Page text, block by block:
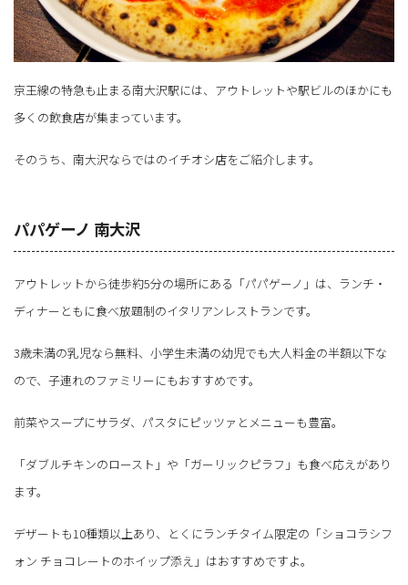
京王線の特急も止まる南大沢駅には、アウトレットや駅ビルのほかにも
多くの飲食店が集まっています。
そのうち、南大沢ならではのイチオシ店をご紹介します。
パパゲーノ 南大沢
アウトレットから徒歩約5分の場所にある「パパゲーノ」は、ランチ・
ディナーともに食べ放題制のイタリアンレストランです。
3歳未満の乳児なら無料、小学生未満の幼児でも大人料金の半額以下な
ので、子連れのファミリーにもおすすめです。
前菜やスープにサラダ、パスタにピッツァとメニューも豊富。
「ダブルチキンのロースト」や「ガーリックピラフ」も食べ応えがあり
ます。
デザートも10種類以上あり、とくにランチタイム限定の「ショコラシフ
ォン チョコレートのホイップ添え」はおすすめですよ。